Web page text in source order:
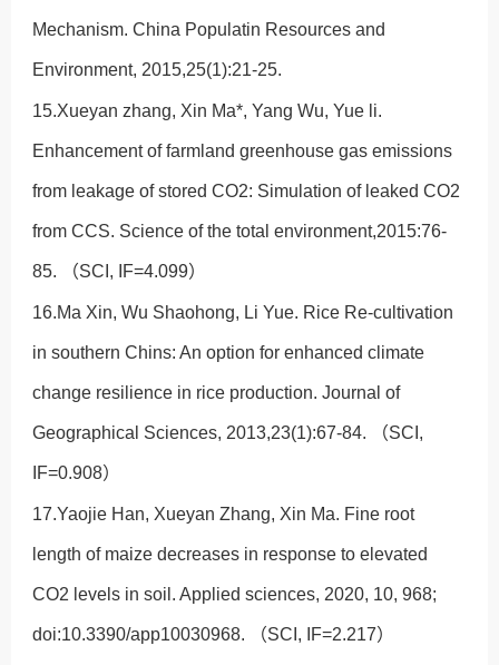
Mechanism. China Populatin Resources and
Environment, 2015,25(1):21-25.
15.Xueyan zhang, Xin Ma*, Yang Wu, Yue li.
Enhancement of farmland greenhouse gas emissions
from leakage of stored CO2: Simulation of leaked CO2
from CCS. Science of the total environment,2015:76-
85. （SCI, IF=4.099）
16.Ma Xin, Wu Shaohong, Li Yue. Rice Re-cultivation
in southern Chins: An option for enhanced climate
change resilience in rice production. Journal of
Geographical Sciences, 2013,23(1):67-84. （SCI,
IF=0.908）
17.Yaojie Han, Xueyan Zhang, Xin Ma. Fine root
length of maize decreases in response to elevated
CO2 levels in soil. Applied sciences, 2020, 10, 968;
doi:10.3390/app10030968. （SCI, IF=2.217）